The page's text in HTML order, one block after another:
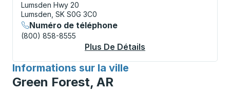
Lumsden Hwy 20
Lumsden, SK S0G 3C0
Numéro de téléphone
(800) 858-8555
Plus De Détails
Informations sur la ville
pour
Green Forest, AR